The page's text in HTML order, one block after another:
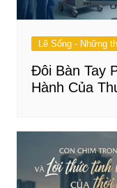
Lẽ Sống - Những
Đôi Bàn Tay
Hành Của